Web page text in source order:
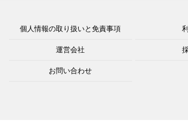
個人情報の取り扱いと免責事項
運営会社
お問い合わせ